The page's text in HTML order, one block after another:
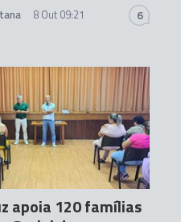
8 Out 09:21 6
apoia 120 famílias